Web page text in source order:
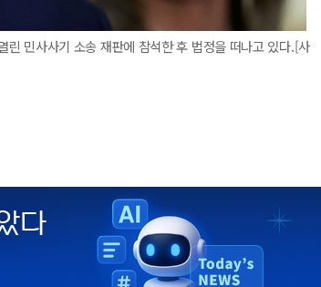
민사사기 소송 재판에 참석한 후 법정을 떠나고 있다.[사